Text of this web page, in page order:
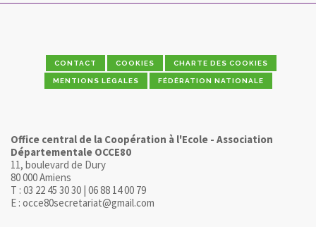
CONTACT COOKIES CHARTE DES COOKIES
MENTIONS LÉGALES FÉDÉRATION NATIONALE
Office central de la Coopération à l'Ecole - Association
Départementale OCCE80
11, boulevard de Dury
80 000 Amiens
T : 03 22 45 30 30 | 06 88 14 00 79
E : occe80secretariat@gmail.com